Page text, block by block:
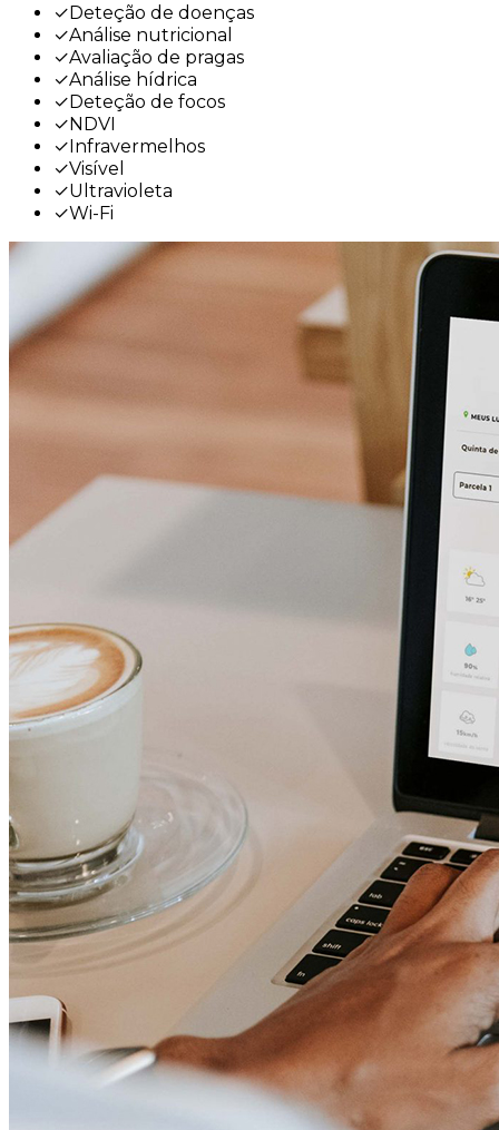
✓Deteção de doenças
✓Análise nutricional
✓Avaliação de pragas
✓Análise hídrica
✓Deteção de focos
✓NDVI
✓Infravermelhos
✓Visível
✓Ultravioleta
✓Wi-Fi